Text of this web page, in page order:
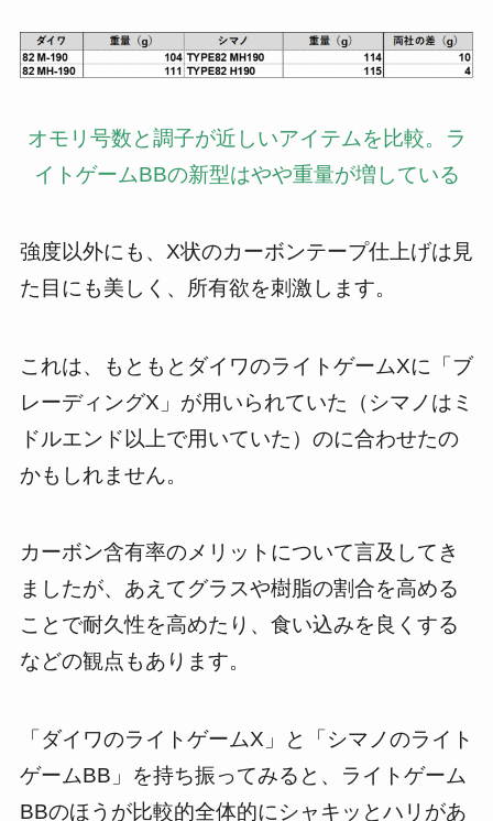
オモリ号数と調子が近しいアイテムを比較。ラ
イトゲームBBの新型はやや重量が増している
強度以外にも、X状のカーボンテープ仕上げは見
た目にも美しく、所有欲を刺激します。
これは、もともとダイワのライトゲームXに「ブ
レーディングX」が用いられていた（シマノはミ
ドルエンド以上で用いていた）のに合わせたの
かもしれません。
カーボン含有率のメリットについて言及してき
ましたが、あえてグラスや樹脂の割合を高める
ことで耐久性を高めたり、食い込みを良くする
などの観点もあります。
「ダイワのライトゲームX」と「シマノのライト
ゲームBB」を持ち振ってみると、ライトゲーム
BBのほうが比較的全体的にシャキッとハリがあ